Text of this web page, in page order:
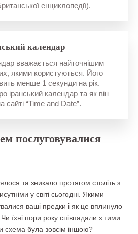
енциклопедії).
календар
вважається найточнішим
якими користуються. Його
менше 1 секунди на рік.
іранський календар та як він
сайті “Time and Date”.
послуговувалися
та зникало протягом століть з
у світі сьогодні. Якими
ваші предки і як це вплинуло
Чи їхні пори року співпадали з тими
схема була зовсім іншою?